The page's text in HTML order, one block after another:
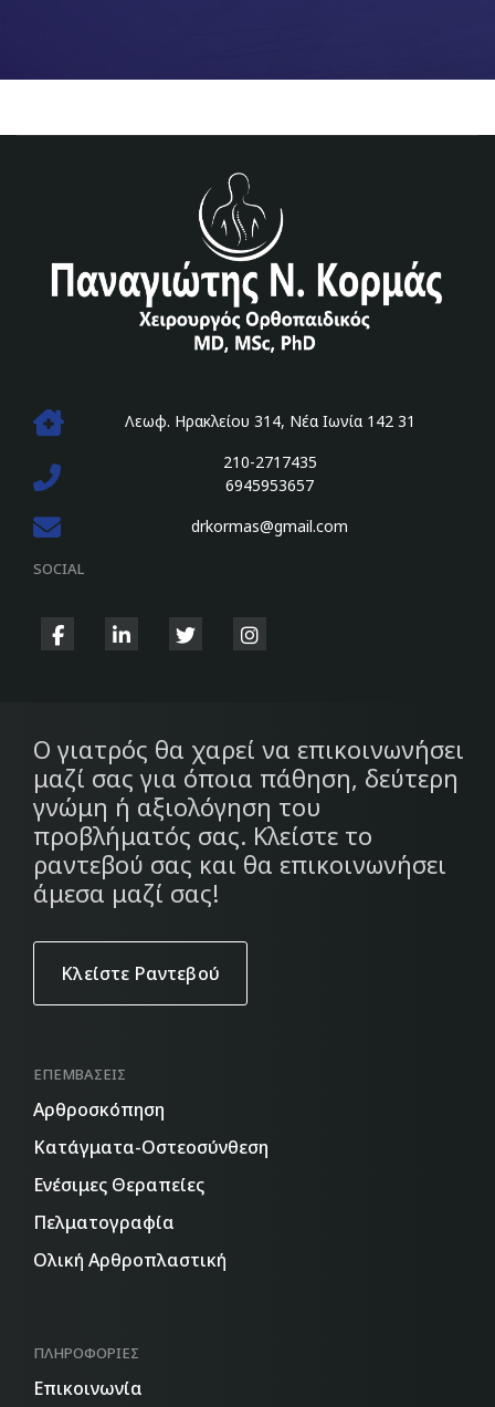
Λεωφ. Ηρακλείου 314, Νέα Ιωνία 142 31
210-2717435
6945953657
drkormas@gmail.com
SOCIAL
fab
fab
fab
fab
Ο γιατρός θα χαρεί να επικοινωνήσει
μαζί σας για όποια πάθηση, δεύτερη
γνώμη ή αξιολόγηση του
προβλήματός σας. Κλείστε το
ραντεβού σας και θα επικοινωνήσει
άμεσα μαζί σας!
Κλείστε Ραντεβού
ΕΠΕΜΒΆΣΕΙΣ
Aρθροσκόπηση
Κατάγματα-Οστεοσύνθεση
Ενέσιμες Θεραπείες
Πελματογραφία
Ολική Αρθροπλαστική
ΠΛΗΡΟΦΟΡΊΕΣ
Επικοινωνία